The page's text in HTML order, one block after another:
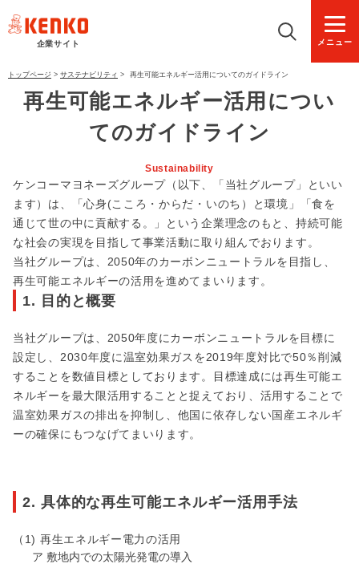
企業サイト メニュー
トップページ > サステナビリティ > 再生可能エネルギー活用についてのガイドライン
再生可能エネルギー活用につい
てのガイドライン
Sustainability
ケンコーマヨネーズグループ（以下、「当社グループ」といい
ます）は、「心身(こころ・からだ・いのち）と環境」「食を
通じて世の中に貢献する。」という企業理念のもと、持続可能
な社会の実現を目指して事業活動に取り組んでおります。
当社グループは、2050年のカーボンニュートラルを目指し、
再生可能エネルギーの活用を進めてまいります。
1. 目的と概要
当社グループは、2050年度にカーボンニュートラルを目標に
設定し、2030年度に温室効果ガスを2019年度対比で50％削減
することを数値目標としております。目標達成には再生可能エ
ネルギーを最大限活用することと捉えており、活用することで
温室効果ガスの排出を抑制し、他国に依存しない国産エネルギ
ーの確保にもつなげてまいります。
2. 具体的な再生可能エネルギー活用手法
（1) 再生エネルギー電力の活用
ア 敷地内での太陽光発電の導入